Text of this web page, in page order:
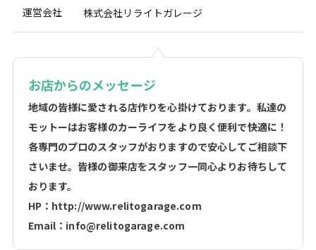
運営会社 株式会社リライトガレージ
お店からのメッセージ
地域の皆様に愛される店作りを心掛けております。私達の
モットーはお客様のカーライフをより良く便利で快適に！
各専門のプロのスタッフがおりますので安心してご相談下
さいませ。皆様の御来店をスタッフ一同心よりお待ちして
おります。
HP：http://www.relitogarage.com
Email：info@relitogarage.com